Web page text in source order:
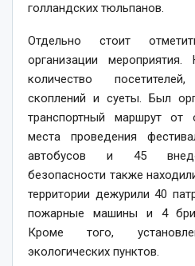
голландских тюльпанов.
Отдельно стоит
организации
количество
скоплений и суеты. Был
транспортный маршрут от
места проведения
автобусов и 45
безопасности также
территории дежурили 40
пожарные машины и 4
Кроме того,
экологических пунктов.